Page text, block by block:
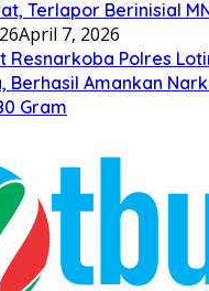
Terlapor Berinisial
April 7, 2026
Resnarkoba Polres
Berhasil Amankan
Gram